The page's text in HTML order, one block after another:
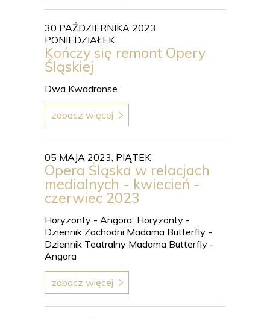
30 PAŹDZIERNIKA 2023,
PONIEDZIAŁEK
Kończy się remont Opery
Śląskiej
Dwa Kwadranse
zobacz więcej
05 MAJA 2023, PIĄTEK
Opera Śląska w relacjach
medialnych - kwiecień -
czerwiec 2023
Horyzonty - Angora Horyzonty -
Dziennik Zachodni Madama Butterfly -
Dziennik Teatralny Madama Butterfly -
Angora
zobacz więcej